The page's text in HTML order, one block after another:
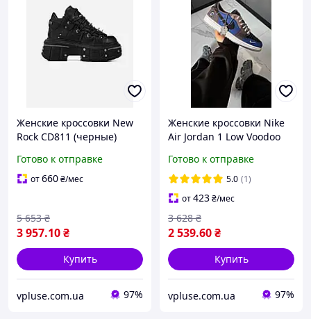
Женские кроссовки New
Rock CD811 (черные)
альтернативные кожаные
на платформенной
Готово к отправке
от660₴/мес
3 957.10₴
5 653 ₴
Купить
vpluse.com.ua 97%
Женские кроссовки Nike
Air Jordan 1 Low Voodoo
черные) креативные
демисезонные кожаные с
контрастными вставка
Готово к отправке
5.0 (1)
от423₴/мес
2 539.60₴
3 628 ₴
Купить
vpluse.com.ua 97%